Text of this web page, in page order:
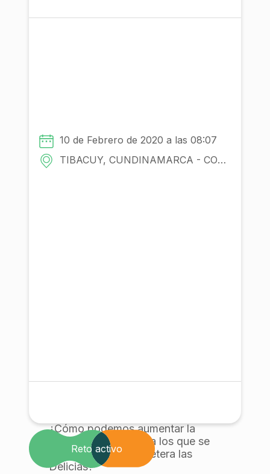
10 de Febrero de 2020 a las 08:07
TIBACUY, CUNDINAMARCA - COLOMBIA
¿Cómo podemos aumentar la
cantidad de turistas a los que se
orienta la Huerta cafetera las
Delicias?
Reto activo